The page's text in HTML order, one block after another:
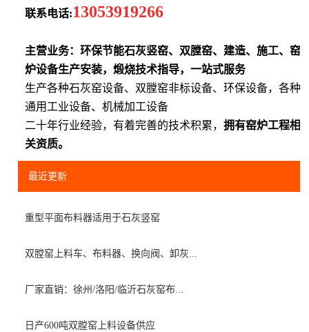
联系电话:13053919266
主营业务：环保节能石灰竖窑、双膛窑、建造、施工、窑
炉设备生产安装，煅烧技术指导，一站式服务
生产各种石灰窑设备、双膛窑非标设备、环保设备，各种
通用工业设备、机械加工设备
二十年行业经验，有着完善的技术积累，拥有窑炉工程相
关资质。
最近更新
重型平面布料器适用于石灰竖窑
双膛窑上料车、布料器、换向阀、卸灰...
厂家直销：徐州/洛阳/临沂石灰窑布...
日产600吨双膛窑上料设备供应